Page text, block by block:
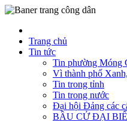
Trang chủ
Tin tức
Tin phường Móng
Vì thành phố
Tin trong tỉnh
Tin trong nước
Đại hội Đảng các
BẦU CỬ ĐẠI